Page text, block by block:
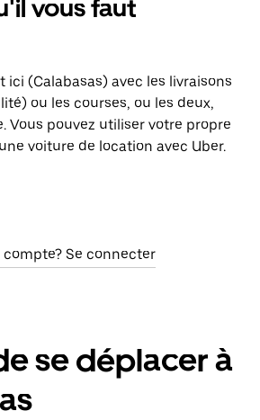
vous faut
ici (Calabasas) avec les livraisons
ou les courses, ou les deux,
Vous pouvez utiliser votre propre
voiture de location avec Uber.
compte? Se connecter
se déplacer à